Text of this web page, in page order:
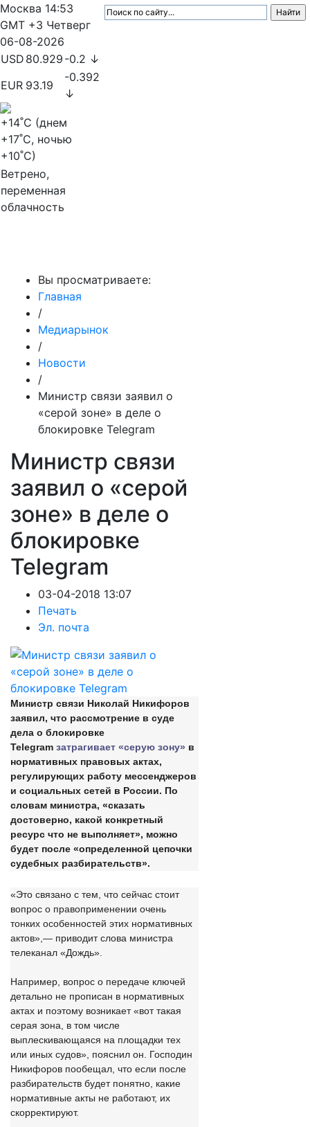
Москва 14:53
GMT +3 Четверг
06-08-2026
USD 80.929 -0.2 ↓
EUR 93.19
-0.392
↓
+14˚C (днем
+17˚C, ночью
+10˚C)
Ветрено,
переменная
облачность
Вы просматриваете:
Главная
/
Медиарынок
/
Новости
/
Министр связи заявил о
«серой зоне» в деле о
блокировке Telegram
Министр связи
заявил о «серой
зоне» в деле о
блокировке
Telegram
03-04-2018 13:07
Печать
Эл. почта
Министр связи Николай Никифоров
заявил, что рассмотрение в суде
дела о блокировке
Telegram затрагивает «серую зону» в
нормативных правовых актах,
регулирующих работу мессенджеров
и социальных сетей в России. По
словам министра, «сказать
достоверно, какой конкретный
ресурс что не выполняет», можно
будет после «определенной цепочки
судебных разбирательств».
«Это связано с тем, что сейчас стоит
вопрос о правоприменении очень
тонких особенностей этих нормативных
актов»,— приводит слова министра
телеканал «Дождь».
Например, вопрос о передаче ключей
детально не прописан в нормативных
актах и поэтому возникает «вот такая
серая зона, в том числе
выплескивающаяся на площадки тех
или иных судов», пояснил он. Господин
Никифоров пообещал, что если после
разбирательств будет понятно, какие
нормативные акты не работают, их
скорректируют.